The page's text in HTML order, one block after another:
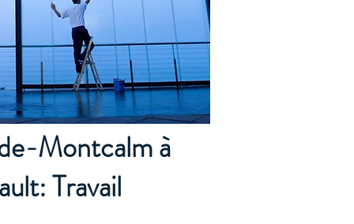
Montcalm à
Travail